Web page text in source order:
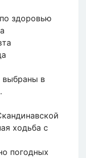
здоровью
выбраны в
ходьба с
погодных